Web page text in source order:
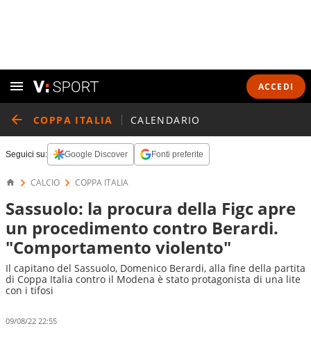
ACCEDI
COPPA ITALIA CALENDARIO
Seguici su: Google Discover Fonti preferite
CALCIO COPPA ITALIA
Sassuolo: la procura della Figc apre
un procedimento contro Berardi.
"Comportamento violento"
Il capitano del Sassuolo, Domenico Berardi, alla fine della partita
di Coppa Italia contro il Modena è stato protagonista di una lite
con i tifosi
09/08/22 22:55